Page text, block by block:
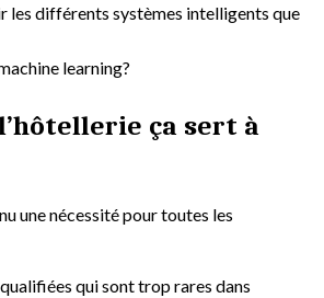
les différents systèmes intelligents que
learning?
ça sert à
une nécessité pour toutes les
qualifiées qui sont trop rares dans